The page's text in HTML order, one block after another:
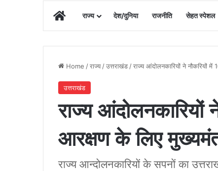
Homeराज्य देश/दुनिया राजनीति सेहत स्पेशल
Home /राज्य /उत्तराखंड /राज्य आंदोलनकारियों ने नौकरियों
उत्तराखंड
राज्य आंदोलनकारियों
आरक्षण के लिए
राज्य आन्दोलनकारियों के सपनों का